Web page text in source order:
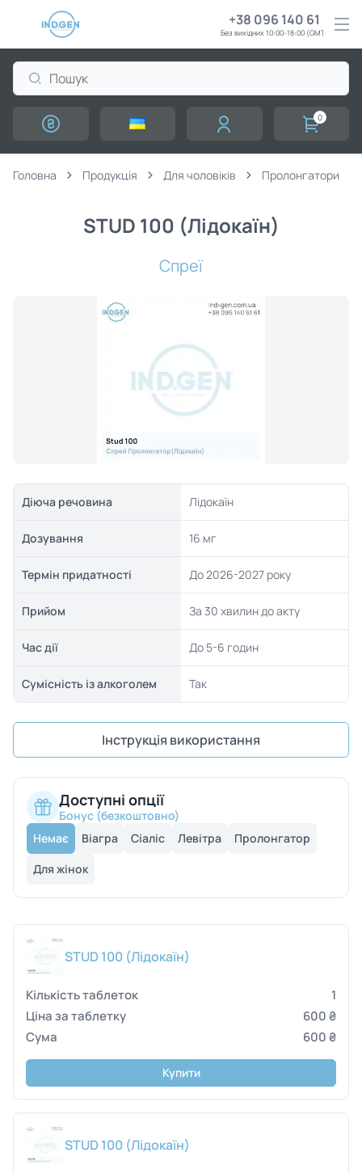
+38 096 140 61 61
Без вихідних 10:00-18:00 (GMT+3)
0
Головна Продукція Для чоловіків Пролонгатори
STUD 100 (Лідокаїн)
Спреї
Діюча речовина Лідокаїн
Дозування 16 мг
Термін придатності До 2026-2027 року
Прийом За 30 хвилин до акту
Час дії До 5-6 годин
Сумісність із алкоголем Так
Інструкція використання
Доступні опції
Бонус (безкоштовно)
Немає
Віагра Сіаліс Левітра
Пролонгатор
Для жінок
STUD 100 (Лідокаїн)
1
600 ₴
600 ₴
Купити
STUD 100 (Лідокаїн)